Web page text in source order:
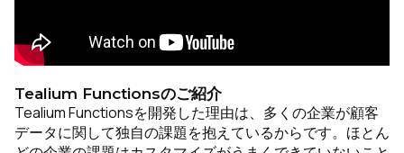
Tealium Functionsのご紹介
Tealium Functionsを開発した理由は、多くの企業が顧客
データに関して独自の課題を抱えているからです。ほとん